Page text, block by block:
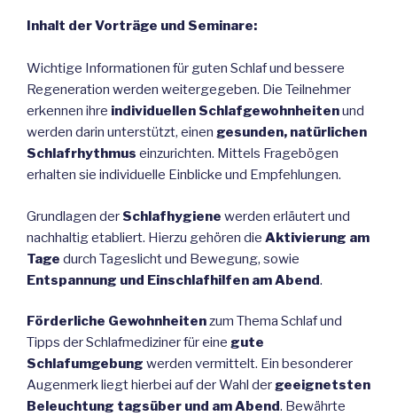
Inhalt der Vorträge und Seminare:
Wichtige Informationen für guten Schlaf und bessere
Regeneration werden weitergegeben. Die Teilnehmer
erkennen ihre individuellen Schlafgewohnheitenund
werden darin unterstützt, einen gesunden, natürlichen
Schlafrhythmus einzurichten. Mittels Fragebögen
erhalten sie individuelle Einblicke und Empfehlungen.
Grundlagen der Schlafhygiene werden erläutert und
nachhaltig etabliert. Hierzu gehören die Aktivierung am
Tage durch Tageslicht und Bewegung, sowie
Entspannung und Einschlafhilfen am Abend.
Förderliche Gewohnheitenzum Thema Schlaf und
Tipps der Schlafmediziner für eine gute
Schlafumgebung werden vermittelt. Ein besonderer
Augenmerk liegt hierbei auf der Wahl dergeeignetsten
Beleuchtung tagsüber und am Abend. Bewährte